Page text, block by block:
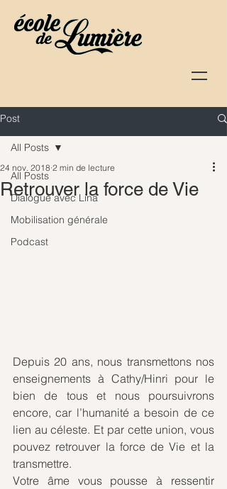
Post
All Posts
Dialogue avec Lina
Mobilisation générale
Podcast
All Posts
Retrouver la force de Vie
24 nov. 2018 2 min de lecture
Depuis 20 ans, nous transmettons nos
enseignements à Cathy/Hinri pour le
bien de tous et nous poursuivrons
encore, car l’humanité a besoin de ce
lien au céleste. Et par cette union, vous
pouvez retrouver la force de Vie et la
transmettre.
Votre âme vous pousse à ressentir